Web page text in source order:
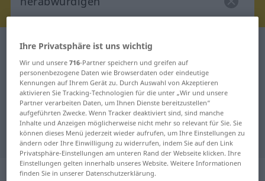
Deutsch-Russisch Wörterbuch
Deutsch-Russisch Übersetzung für
"herabwürdigen"
"herabwürdigen" Russisch
Übersetzung
„herabwürdigen“: transitives Verb
Ihre Privatsphäre ist uns wichtig
Wir und unsere716-Partner speichern und greifen auf
personenbezogene Daten wie Browserdaten oder eindeutige
Kennungen auf Ihrem Gerät zu. Durch Auswahl von Akzeptieren
aktivieren Sie Tracking-Technologien für die unter „Wir und unsere
Partner verarbeiten Daten, um Ihnen Dienste bereitzustellen“
aufgeführten Zwecke. Wenn Tracker deaktiviert sind, sind manche
Inhalte und Anzeigen möglicherweise nicht mehr so relevant für Sie. Sie
können dieses Menü jederzeit wieder aufrufen, um Ihre Einstellungen zu
ändern oder Ihre Einwilligung zu widerrufen, indem Sie auf den Link
Privatsphäre-Einstellungen am unteren Rand der Webseite klicken. Ihre
Einstellungen gelten innerhalb unseres Website. Weitere Informationen
finden Sie in unserer Datenschutzerklärung.